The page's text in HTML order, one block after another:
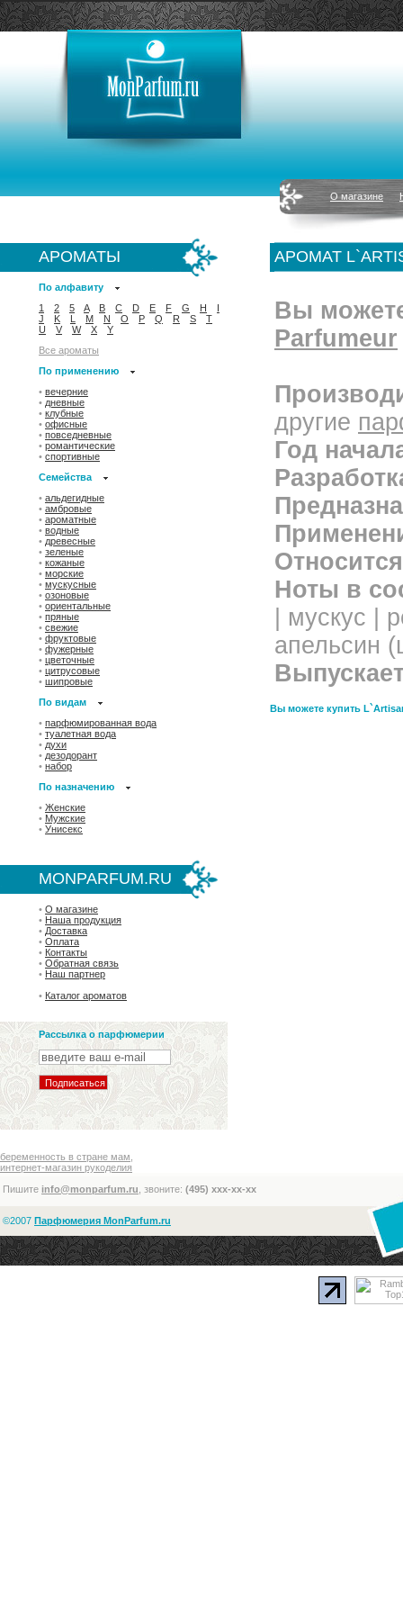
О магазине
АРОМАТЫ
По алфавиту
1
2 5 A B C D E F G H
I
J
K L M N O P Q R S
T
U
V W X
Y
Все ароматы
По применению
• вечерние
• дневные
• клубные
• офисные
• повседневные
• романтические
• спортивные
Семейства
• альдегидные
• амбровые
• ароматные
• водные
• древесные
• зеленые
• кожаные
• морские
• мускусные
• озоновые
• ориентальные
• пряные
• свежие
• фруктовые
• фужерные
• цветочные
• цитрусовые
• шипровые
По видам
• парфюмированная вода
• туалетная вода
• духи
• дезодорант
• набор
По назначению
• Женские
• Мужские
• Унисекс
MONPARFUM.RU
• О магазине
• Наша продукция
• Доставка
• Оплата
• Контакты
• Обратная связь
• Наш партнер
• Каталог ароматов
Рассылка о парфюмерии
беременность в стране мам
интернет-магазин рукоделия
АРОМАТ
Вы
Parfumeur
другие
Год
Ноты в
| мускус |
апельсин
Вы можете купить
Пишите info@monparfum.ru , звоните: (495) xxx-xx-xx
©2007 Парфюмерия MonParfum.ru